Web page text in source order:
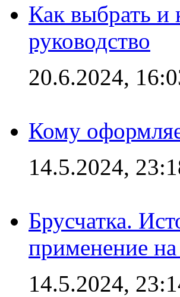
Как выбрать и
руководство
20.6.2024,
Кому
14.5.2024,
Брусчатка.
применение на
14.5.2024,